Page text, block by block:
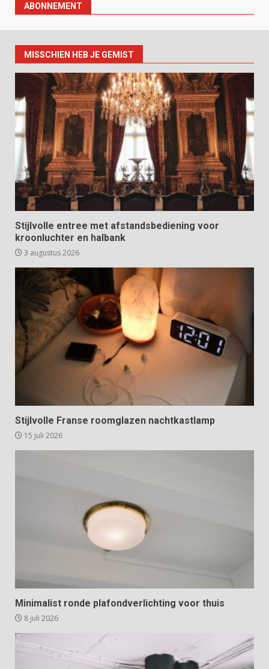
ABONNEMENT
MISSCHIEN HEB JE GEMIST
Stijlvolle entree met afstandsbediening voor
kroonluchter en halbank
3 augustus 2026
Stijlvolle Franse roomglazen nachtkastlamp
15 juli 2026
Minimalist ronde plafondverlichting voor thuis
8 juli 2026